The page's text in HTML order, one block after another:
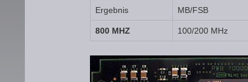
Ergebnis MB/FSB
800 MHZ 100/200 MHz